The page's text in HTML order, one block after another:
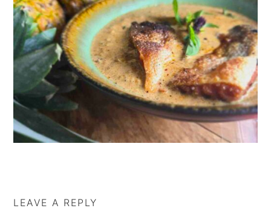
a
r
y
n
a
v
i
t
c
o
n
t
e
n
t
a
r
y
s
i
d
e
rLEAVE A REPLY